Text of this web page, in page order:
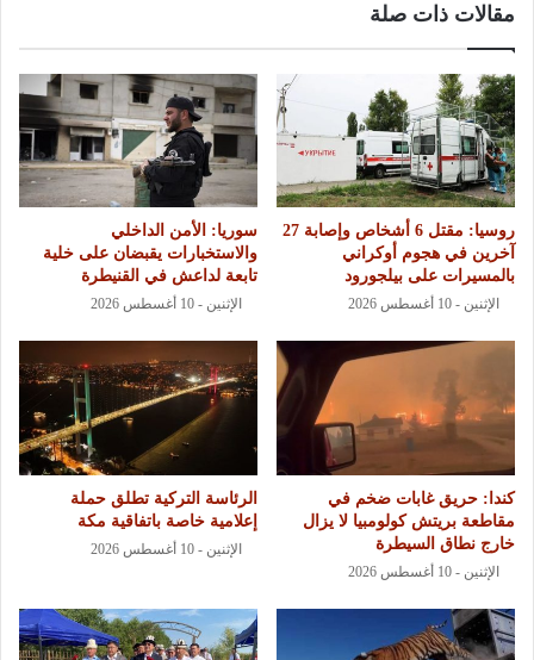
مقالات ذات صلة
روسيا: مقتل 6 أشخاص وإصابة 27
آخرين في هجوم أوكراني
بالمسيرات على بيلجورود
الإثنين - 10 أغسطس 2026
سوريا: الأمن الداخلي
والاستخبارات يقبضان على خلية
تابعة لداعش في القنيطرة
الإثنين - 10 أغسطس 2026
كندا: حريق غابات ضخم في
مقاطعة بريتش كولومبيا لا يزال
خارج نطاق السيطرة
الإثنين - 10 أغسطس 2026
الرئاسة التركية تطلق حملة
إعلامية خاصة باتفاقية مكة
الإثنين - 10 أغسطس 2026